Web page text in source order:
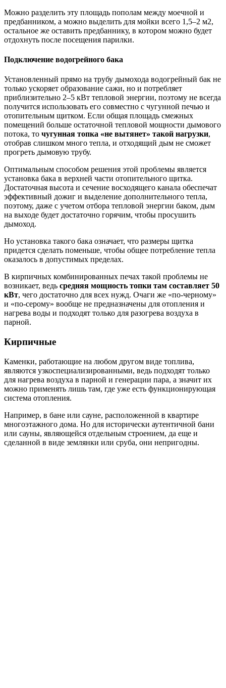
Можно разделить эту площадь пополам между моечной и
предбанником, а можно выделить для мойки всего 1,5–2 м2,
остальное же оставить предбаннику, в котором можно будет
отдохнуть после посещения парилки.
Подключение водогрейного бака
Установленный прямо на трубу дымохода водогрейный бак не
только ускоряет образование сажи, но и потребляет
приблизительно 2–5 кВт тепловой энергии, поэтому не всегда
получится использовать его совместно с чугунной печью и
отопительным щитком. Если общая площадь смежных
помещений больше остаточной тепловой мощности дымового
потока, то чугунная топка «не вытянет» такой нагрузки,
отобрав слишком много тепла, и отходящий дым не сможет
прогреть дымовую трубу.
Оптимальным способом решения этой проблемы является
установка бака в верхней части отопительного щитка.
Достаточная высота и сечение восходящего канала обеспечат
эффективный дожиг и выделение дополнительного тепла,
поэтому, даже с учетом отбора тепловой энергии баком, дым
на выходе будет достаточно горячим, чтобы просушить
дымоход.
Но установка такого бака означает, что размеры щитка
придется сделать поменьше, чтобы общее потребление тепла
оказалось в допустимых пределах.
В кирпичных комбинированных печах такой проблемы не
возникает, ведь средняя мощность топки там составляет 50
кВт, чего достаточно для всех нужд. Очаги же «по-черному»
и «по-серому» вообще не предназначены для отопления и
нагрева воды и подходят только для разогрева воздуха в
парной.
Кирпичные
Каменки, работающие на любом другом виде топлива,
являются узкоспециализированными, ведь подходят только
для нагрева воздуха в парной и генерации пара, а значит их
можно применять лишь там, где уже есть функционирующая
система отопления.
Например, в бане или сауне, расположенной в квартире
многоэтажного дома. Но для исторически аутентичной бани
или сауны, являющейся отдельным строением, да еще и
сделанной в виде землянки или сруба, они непригодны.